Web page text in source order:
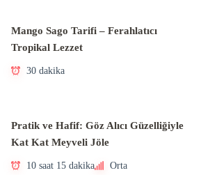
Mango Sago Tarifi – Ferahlatıcı
Tropikal Lezzet
30 dakika
Pratik ve Hafif: Göz Alıcı Güzelliğiyle
Kat Kat Meyveli Jöle
10 saat 15 dakika Orta